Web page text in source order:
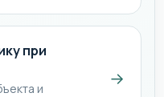
при
и
→